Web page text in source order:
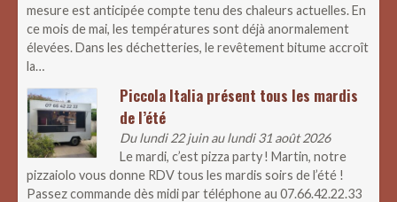
mesure est anticipée compte tenu des chaleurs actuelles. En
ce mois de mai, les températures sont déjà anormalement
élevées. Dans les déchetteries, le revêtement bitume accroît
la…
Piccola Italia présent tous les mardis
de l’été
Du lundi 22 juin au lundi 31 août 2026
Le mardi, c’est pizza party ! Martin, notre
pizzaiolo vous donne RDV tous les mardis soirs de l’été !
Passez commande dès midi par téléphone au 07.66.42.22.33